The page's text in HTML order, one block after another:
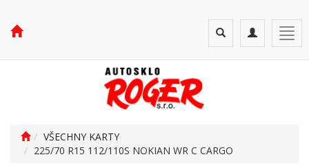
Toggle
navigation
Toggle
search
VŠECHNY KARTY
225/70 R15 112/110S NOKIAN WR C CARGO